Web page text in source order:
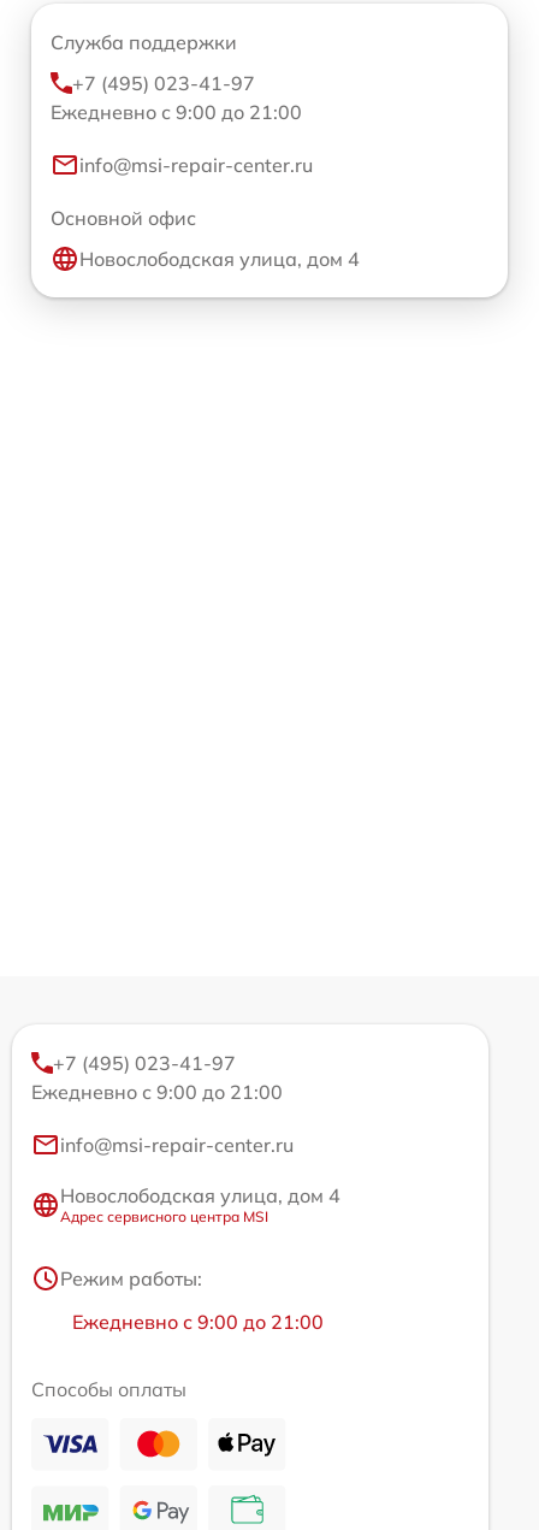
Служба поддержки
+7 (495) 023-41-97
Ежедневно с 9:00 до 21:00
info@msi-repair-center.ru
Основной офис
Новослободская улица, дом 4
+7 (495) 023-41-97
Ежедневно с 9:00 до 21:00
info@msi-repair-center.ru
Новослободская улица, дом 4
Адрес сервисного центра MSI
Режим работы:
Ежедневно с 9:00 до 21:00
Способы оплаты